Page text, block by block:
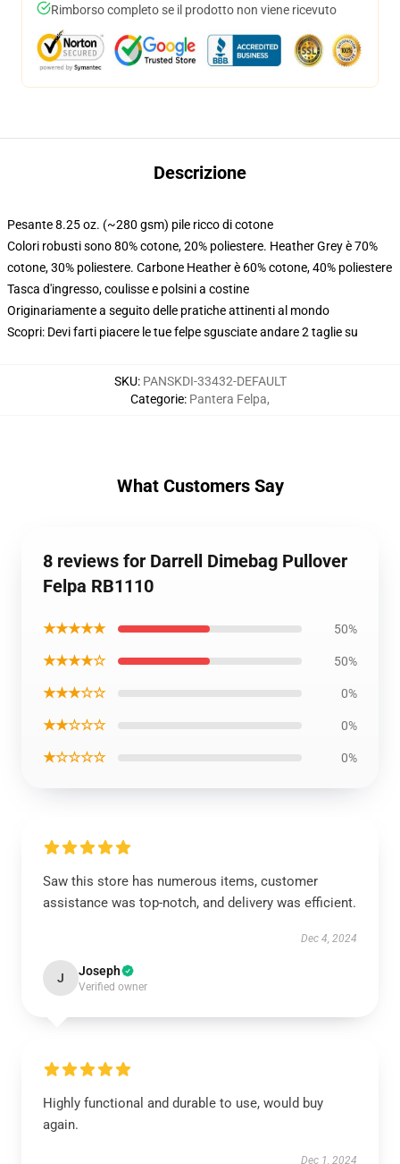
Rimborso completo se il prodotto non viene ricevuto
Descrizione
Pesante 8.25 oz. (~280 gsm) pile ricco di cotone
Colori robusti sono 80% cotone, 20% poliestere. Heather Grey è 70%
cotone, 30% poliestere. Carbone Heather è 60% cotone, 40% poliestere
Tasca d'ingresso, coulisse e polsini a costine
Originariamente a seguito delle pratiche attinenti al mondo
Scopri: Devi farti piacere le tue felpe sgusciate andare 2 taglie su
SKU: PANSKDI-33432-DEFAULT
Categorie: Pantera Felpa,
What Customers Say
8 reviews for Darrell Dimebag Pullover
Felpa RB1110
★★★★★ 50%
★★★★☆ 50%
★★★☆☆ 0%
★★☆☆☆ 0%
★☆☆☆☆ 0%
Saw this store has numerous items, customer
assistance was top-notch, and delivery was efficient.
Dec 4, 2024
J Joseph
Verified owner
Highly functional and durable to use, would buy
again.
Dec 1, 2024